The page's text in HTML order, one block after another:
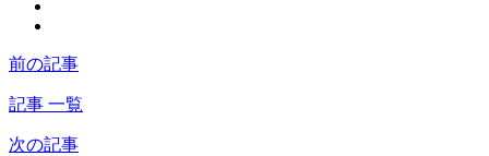
前の記事
記事 一覧
次の記事